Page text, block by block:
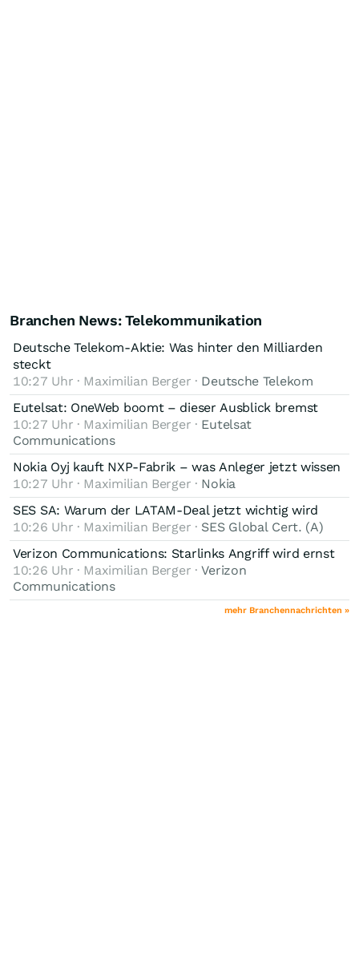
Branchen News: Telekommunikation
Deutsche Telekom-Aktie: Was hinter den Milliarden
steckt
10:27 Uhr · Maximilian Berger · Deutsche Telekom
Eutelsat: OneWeb boomt – dieser Ausblick bremst
10:27 Uhr · Maximilian Berger · Eutelsat
Communications
Nokia Oyj kauft NXP-Fabrik – was Anleger jetzt wissen
10:27 Uhr · Maximilian Berger · Nokia
SES SA: Warum der LATAM-Deal jetzt wichtig wird
10:26 Uhr · Maximilian Berger · SES Global Cert. (A)
Verizon Communications: Starlinks Angriff wird ernst
10:26 Uhr · Maximilian Berger ·Verizon
Communications
mehr Branchennachrichten »